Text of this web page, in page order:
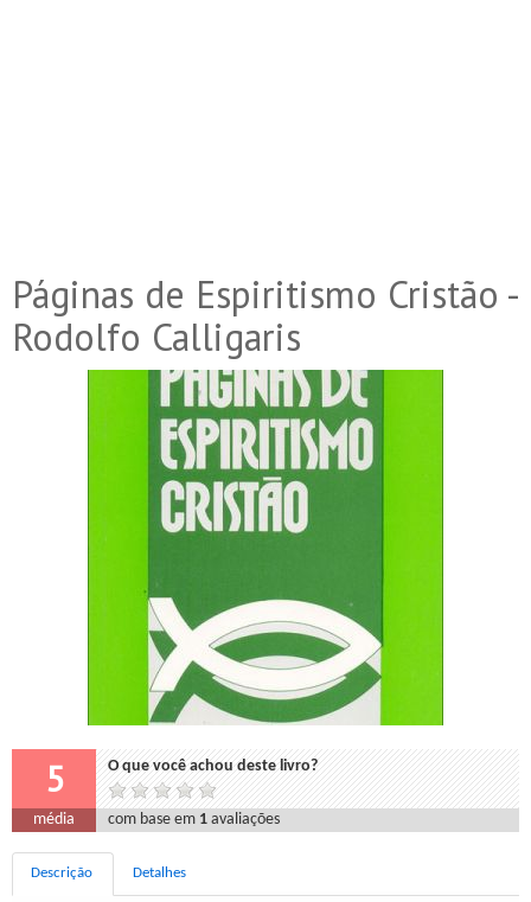
Páginas de Espiritismo Cristão -
Rodolfo Calligaris
5 O que você achou deste livro?
média com base em 1 avaliações
Descrição Detalhes